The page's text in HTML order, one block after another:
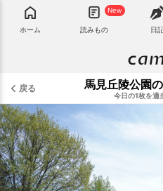
ホーム
New
読みもの 日
戻る 馬見丘陵公園の
今日の1枚を適